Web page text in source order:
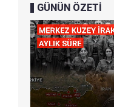
GÜNÜN ÖZETİ